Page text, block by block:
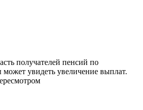
получателей пенсий по
увидеть увеличение выплат.